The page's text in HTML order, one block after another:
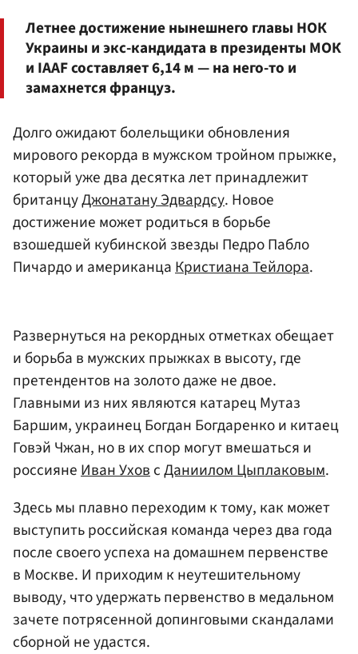
Летнее достижение нынешнего главы НОК
Украины и экс-кандидата в президенты МОК
и IAAF составляет 6,14 м — на него-то и
замахнется француз.
Долго ожидают болельщики обновления
мирового рекорда в мужском тройном прыжке,
который уже два десятка лет принадлежит
британцуДжонатану Эдвардсу. Новое
достижение может родиться в борьбе
взошедшей кубинской звезды Педро Пабло
Пичардо и американцаКристиана Тейлора.
Развернуться на рекордных отметках обещает
и борьба в мужских прыжках в высоту, где
претендентов на золото даже не двое.
Главными из них являются катарец Мутаз
Баршим, украинец Богдан Богдаренко и китаец
Говэй Чжан, но в их спор могут вмешаться и
россиянеИван УховсДаниилом Цыплаковым.
Здесь мы плавно переходим к тому, как может
выступить российская команда через два года
после своего успеха на домашнем первенстве
в Москве. И приходим к неутешительному
выводу, что удержать первенство в медальном
зачете потрясенной допинговыми скандалами
сборной не удастся.